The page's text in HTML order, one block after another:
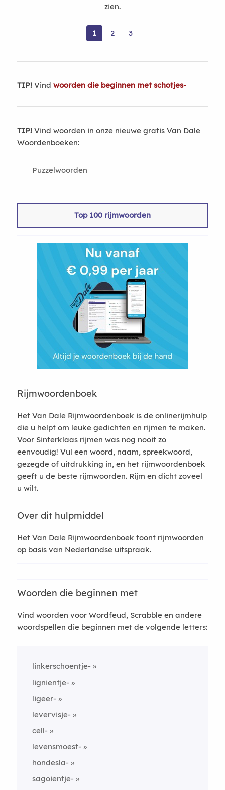
zien.
1 2 3
TIP!Vind woorden die beginnen met schotjes-
TIP!Vind woorden in onze nieuwe gratis Van Dale
Woordenboeken:
Puzzelwoorden
Top 100 rijmwoorden
Rijmwoordenboek
Het Van Dale Rijmwoordenboek is de onlinerijmhulp
die u helpt om leuke gedichten en rijmen te maken.
Voor Sinterklaas rijmen was nog nooit zo
eenvoudig! Vul een woord, naam, spreekwoord,
gezegde of uitdrukking in, en het rijmwoordenboek
geeft u de beste rijmwoorden. Rijm en dicht zoveel
u wilt.
Over dit hulpmiddel
Het Van Dale Rijmwoordenboek toont rijmwoorden
op basis van Nederlandse uitspraak.
Woorden die beginnen met
Vind woorden voor Wordfeud, Scrabble en andere
woordspellen die beginnen met de volgende letters:
linkerschoentje-
lignientje-
ligeer-
levervisje-
cell-
levensmoest-
hondesla-
sagoientje-